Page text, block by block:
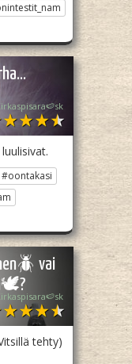
#oontakasi
vai
tehty)